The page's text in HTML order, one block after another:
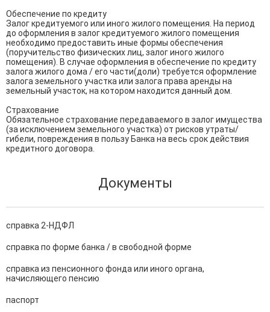
Обеспечение по кредиту
Залог кредитуемого или иного жилого помещения. На период
до оформления в залог кредитуемого жилого помещения
необходимо предоставить иные формы обеспечения
(поручительство физических лиц, залог иного жилого
помещения). В случае оформления в обеспечение по кредиту
залога жилого дома / его части(доли) требуется оформление
залога земельного участка или залога права аренды на
земельный участок, на котором находится данный дом.
Страхование
Обязательное страхование передаваемого в залог имущества
(за исключением земельного участка) от рисков утраты/
гибели, повреждения в пользу Банка на весь срок действия
кредитного договора.
Документы
справка 2-НДФЛ
справка по форме банка / в свободной форме
справка из пенсионного фонда или иного органа,
начисляющего пенсию
паспорт